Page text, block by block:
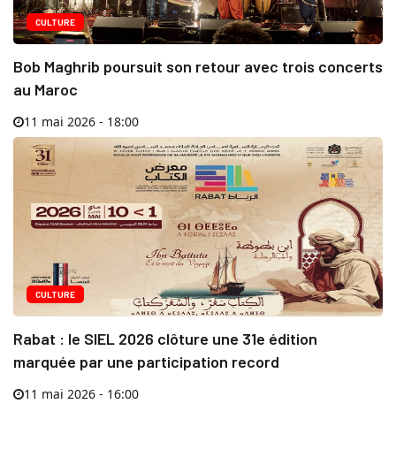
CULTURE
Bob Maghrib poursuit son retour avec trois concerts
au Maroc
11 mai 2026 - 18:00
CULTURE
Rabat : le SIEL 2026 clôture une 31e édition
marquée par une participation record
11 mai 2026 - 16:00